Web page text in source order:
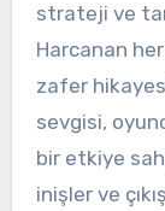
strateji ve
Harcanan
zafer
sevgisi,
bir etkiye
inişler ve